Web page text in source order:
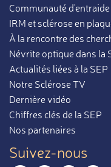
Communauté d'entraide
IRM et sclérose en
À la rencontre des
Névrite optique dans la
Actualités liées à la SEP
Notre Sclérose TV
Dernière vidéo
Chiffres clés de la SEP
Nos partenaires
Suivez-nous